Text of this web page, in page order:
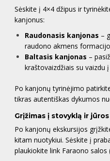
Sėskite į 4×4 džipus ir
kanjonus:
Raudonasis kanjonas –
raudono akmens
Baltasis kanjonas –
kraštovaizdžiais su vaizdu
Po kanjonų tyrinėjimo
tikras autentiškas dykumos
Grįžimas į stovyklą ir
Po kanjonų ekskursijos
kitam nuotykiui. Sėskite į
plaukiokite link Faraono salos